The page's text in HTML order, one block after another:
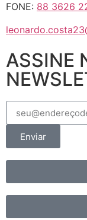
FONE: 88 3626
ASSINE
Enviar